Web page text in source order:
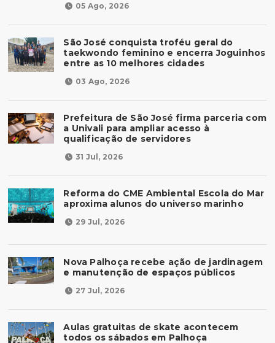
05 Ago, 2026
São José conquista troféu geral do
taekwondo feminino e encerra Joguinhos
entre as 10 melhores cidades
03 Ago, 2026
Prefeitura de São José firma parceria com
a Univali para ampliar acesso à
qualificação de servidores
31 Jul, 2026
Reforma do CME Ambiental Escola do Mar
aproxima alunos do universo marinho
29 Jul, 2026
Nova Palhoça recebe ação de jardinagem
e manutenção de espaços públicos
27 Jul, 2026
Aulas gratuitas de skate acontecem
todos os sábados em Palhoça